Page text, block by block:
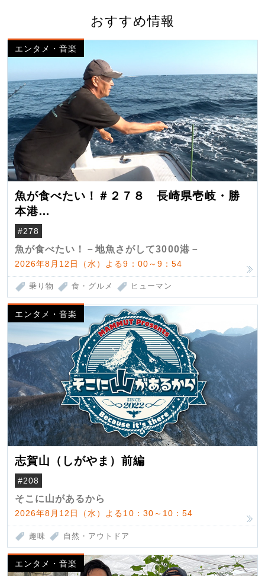
おすすめ情報
エンタメ・音楽
魚が食べたい！＃２７８ 長崎県壱岐・勝
本港
（クロマグロ）
#278
魚が食べたい！－地魚さがして3000港－
2026年8月12日（水）よる9：00～9：54
乗り物 食・グルメ ヒューマン
エンタメ・音楽
志賀山（しがやま）前編
#208
そこに山があるから
2026年8月12日（水）よる10：30～10：54
趣味 自然・アウトドア
エンタメ・音楽